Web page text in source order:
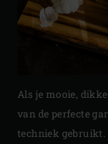
Als je mooie,
van de perfecte
techniek gebruikt.